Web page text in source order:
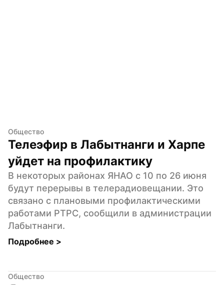
Общество
Телеэфир в Лабытнанги и Харпе
уйдет на профилактику
В некоторых районах ЯНАО с 10 по 26 июня
будут перерывы в телерадиовещании. Это
связано с плановыми профилактическими
работами РТРС, сообщили в администрации
Лабытнанги.
Подробнее >
Общество